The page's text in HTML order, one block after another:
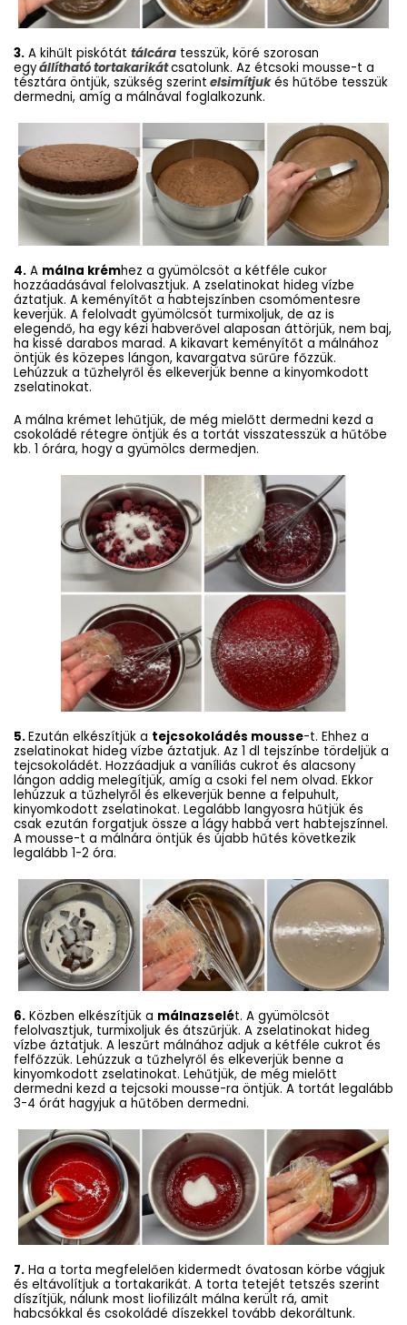
3. A kihűlt piskótát tálcára tesszük, köré szorosan
egyállítható tortakarikátcsatolunk. Az étcsoki mousse-t a
tésztára öntjük, szükség szerint elsimítjukés hűtőbe tesszük
dermedni, amíg a málnával foglalkozunk.
4. A málna krémhez a gyümölcsöt a kétféle cukor
hozzáadásával felolvasztjuk. A zselatinokat hideg vízbe
áztatjuk. A keményítőt a habtejszínben csomómentesre
keverjük. A felolvadt gyümölcsöt turmixoljuk, de az is
elegendő, ha egy kézi habverővel alaposan áttörjük, nem baj,
ha kissé darabos marad. A kikavart keményítőt a málnához
öntjük és közepes lángon, kavargatva sűrűre főzzük.
Lehúzzuk a tűzhelyről és elkeverjük benne a kinyomkodott
zselatinokat.
A málna krémet lehűtjük, de még mielőtt dermedni kezd a
csokoládé rétegre öntjük és a tortát visszatesszük a hűtőbe
kb. 1 órára, hogy a gyümölcs dermedjen.
5.Ezután elkészítjük a tejcsokoládés mousse-t. Ehhez a
zselatinokat hideg vízbe áztatjuk. Az 1 dl tejszínbe tördeljük a
tejcsokoládét. Hozzáadjuk a vaníliás cukrot és alacsony
lángon addig melegítjük, amíg a csoki fel nem olvad. Ekkor
lehúzzuk a tűzhelyről és elkeverjük benne a felpuhult,
kinyomkodott zselatinokat. Legalább langyosra hűtjük és
csak ezután forgatjuk össze a lágy habbá vert habtejszínnel.
A mousse-t a málnára öntjük és újabb hűtés következik
legalább 1-2 óra.
6. Közben elkészítjük a málnazselét. A gyümölcsöt
felolvasztjuk, turmixoljuk és átszűrjük. A zselatinokat hideg
vízbe áztatjuk. A leszűrt málnához adjuk a kétféle cukrot és
felfőzzük. Lehúzzuk a tűzhelyről és elkeverjük benne a
kinyomkodott zselatinokat. Lehűtjük, de még mielőtt
dermedni kezd a tejcsoki mousse-ra öntjük. A tortát legalább
3-4 órát hagyjuk a hűtőben dermedni.
7. Ha a torta megfelelően kidermedt óvatosan körbe vágjuk
és eltávolítjuk a tortakarikát. A torta tetejét tetszés szerint
díszítjük, nálunk most liofilizált málna került rá, amit
habcsókkal és csokoládé díszekkel tovább dekoráltunk.